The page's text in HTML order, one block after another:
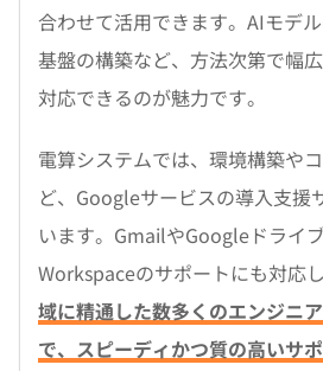
合わせて活用できます。AIモデ
基盤の構築など、方法次第で幅
対応できるのが魅力です。
電算システムでは、環境構築や
ど、Googleサービスの導入支援
います。GmailやGoogleドライ
Workspaceのサポートにも対応し
域に精通した数多くのエンジニ
で、スピーディかつ質の高いサ